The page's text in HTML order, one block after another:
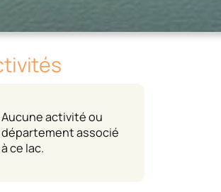
Aucune activité ou
département associé
à ce lac.